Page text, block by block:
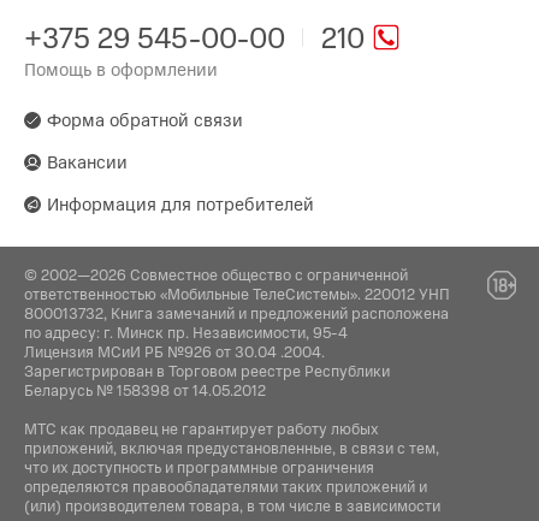
210
+375 29 545-00-00
Помощь в оформлении
Форма обратной связи
Вакансии
Информация для потребителей
© 2002—2026 Совместное общество с ограниченной
ответственностью «Мобильные ТелеСистемы». 220012 УНП
800013732, Книга замечаний и предложений расположена
по адресу: г. Минск пр. Независимости, 95-4
Лицензия МСиИ РБ №926 от 30.04 .2004.
Зарегистрирован в Торговом реестре Республики
Беларусь № 158398 от 14.05.2012
МТС как продавец не гарантирует работу любых
приложений, включая предустановленные, в связи с тем,
что их доступность и программные ограничения
определяются правообладателями таких приложений и
(или) производителем товара, в том числе в зависимости